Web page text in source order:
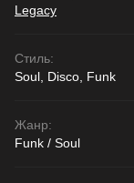
Legacy
Стиль:
Soul, Disco, Funk
Жанр:
Funk / Soul